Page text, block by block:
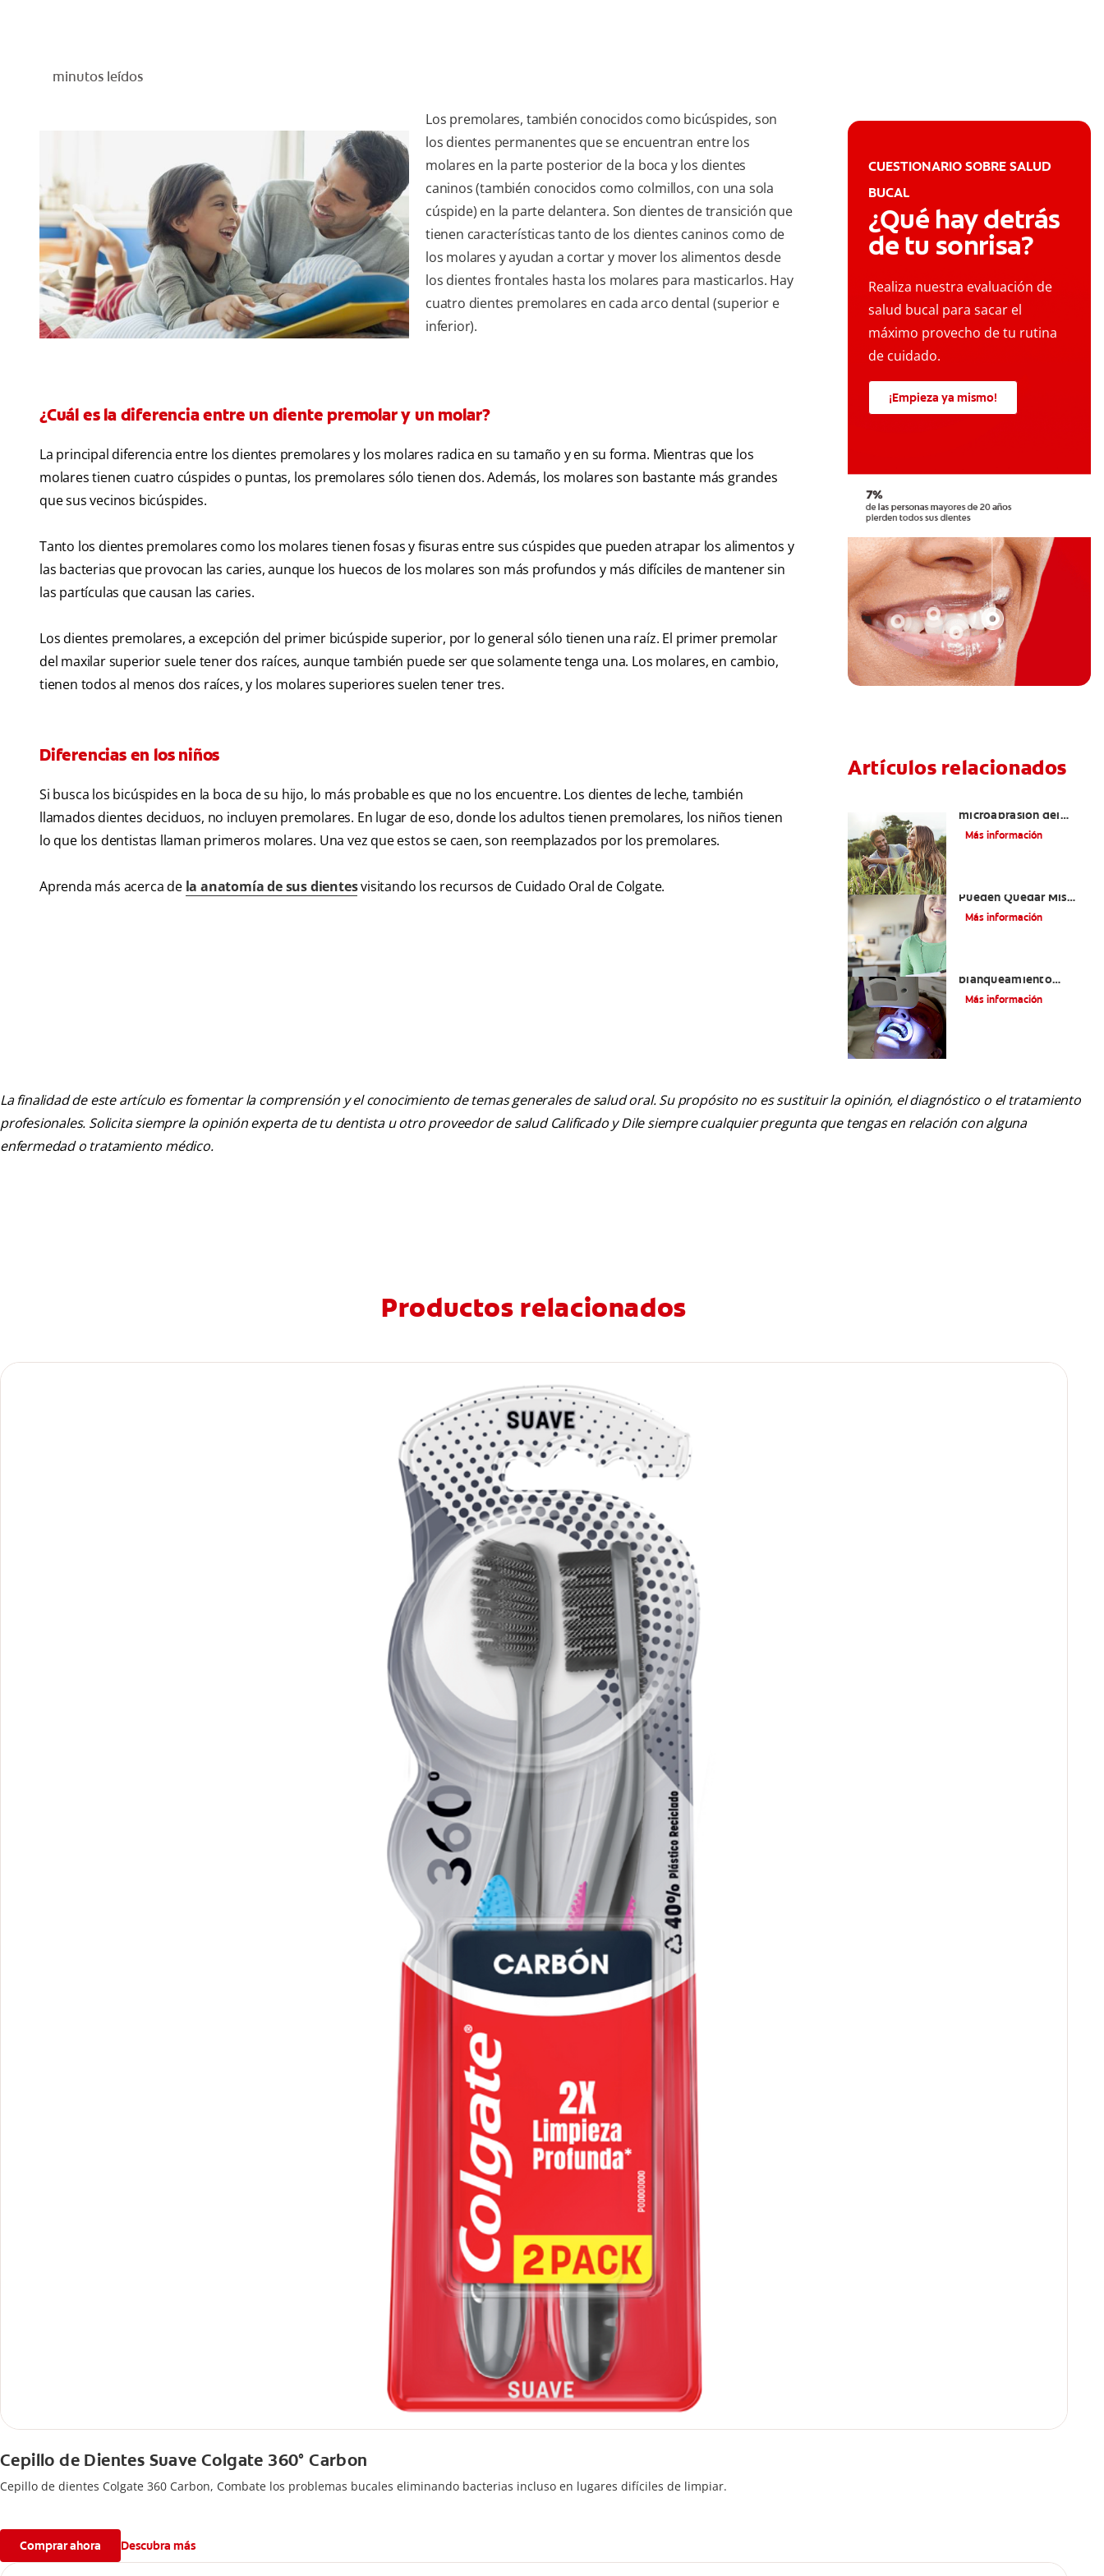
minutos leídos
Los premolares, también conocidos como bicúspides, son
los dientes permanentes que se encuentran entre los
molares en la parte posterior de la boca y los dientes
caninos (también conocidos como colmillos, con una sola
cúspide) en la parte delantera. Son dientes de transición que
tienen características tanto de los dientes caninos como de
los molares y ayudan a cortar y mover los alimentos desde
los dientes frontales hasta los molares para masticarlos. Hay
cuatro dientes premolares en cada arco dental (superior e
inferior).
¿Cuál es la diferencia entre un diente premolar y un molar?
La principal diferencia entre los dientes premolares y los molares radica en su tamaño y en su forma. Mientras que los
molares tienen cuatro cúspides o puntas, los premolares sólo tienen dos. Además, los molares son bastante más grandes
que sus vecinos bicúspides.
Tanto los dientes premolares como los molares tienen fosas y fisuras entre sus cúspides que pueden atrapar los alimentos y
las bacterias que provocan las caries, aunque los huecos de los molares son más profundos y más difíciles de mantener sin
las partículas que causan las caries.
Los dientes premolares, a excepción del primer bicúspide superior, por lo general sólo tienen una raíz. El primer premolar
del maxilar superior suele tener dos raíces, aunque también puede ser que solamente tenga una. Los molares, en cambio,
tienen todos al menos dos raíces, y los molares superiores suelen tener tres.
Diferencias en los niños
Si busca los bicúspides en la boca de su hijo, lo más probable es que no los encuentre. Los dientes de leche, también
llamados dientes deciduos, no incluyen premolares. En lugar de eso, donde los adultos tienen premolares, los niños tienen
lo que los dentistas llaman primeros molares. Una vez que estos se caen, son reemplazados por los premolares.
Aprenda más acerca de la anatomía de sus dientesvisitando los recursos de Cuidado Oral de Colgate.
CUESTIONARIO SOBRE SALUD
BUCAL
¿Qué hay detrás
de tu sonrisa?
Realiza nuestra evaluación de
salud bucal para sacar el
máximo provecho de tu rutina
de cuidado.
¡Empieza ya mismo!
Artículos relacionados
microabrasión del
esmalte?
Más información
Pueden Quedar Mis
Dientes?
Más información
blanqueamiento
dental con rayos UV?
Más información
La finalidad de este artículo es fomentar la comprensión y el conocimiento de temas generales de salud oral. Su propósito no es sustituir la opinión, el diagnóstico o el tratamiento
profesionales. Solicita siempre la opinión experta de tu dentista u otro proveedor de salud Calificado y Dile siempre cualquier pregunta que tengas en relación con alguna
enfermedad o tratamiento médico.
Productos relacionados
Cepillo de Dientes Suave Colgate 360° Carbon
Cepillo de dientes Colgate 360 ​​Carbon, Combate los problemas bucales eliminando bacterias incluso en lugares difíciles de limpiar.
Comprar ahora Descubra más